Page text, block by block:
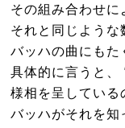
その組み合わせに
それと同じような
バッハの曲にもた
具体的に言うと、
様相を呈している
バッハがそれを知